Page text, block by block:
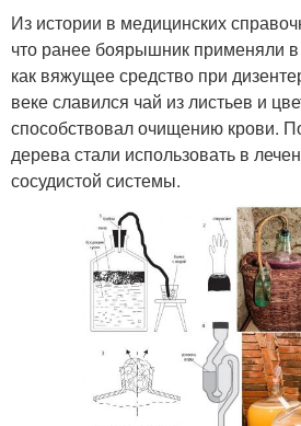
Из истории в медицинских
что ранее боярышник применяли
как вяжущее средство при
веке славился чай из листьев и
способствовал очищению крови.
дерева стали использовать в
сосудистой системы.